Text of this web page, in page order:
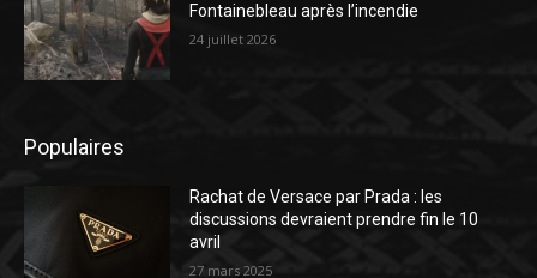
Fontainebleau après l’incendie
24 juillet 2026
Populaires
Rachat de Versace par Prada : les
discussions devraient prendre fin le 10
avril
27 mars 2025